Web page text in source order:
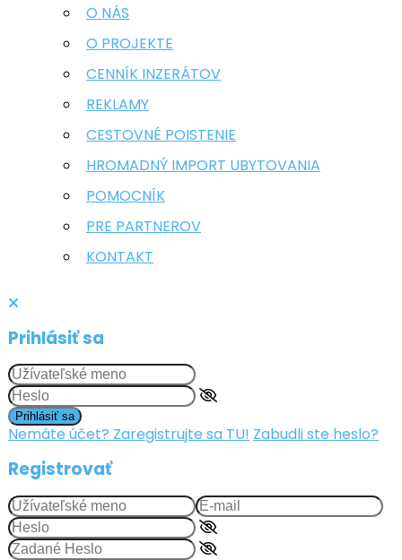
O NÁS
O PROJEKTE
CENNÍK INZERÁTOV
REKLAMY
CESTOVNÉ POISTENIE
HROMADNÝ IMPORT UBYTOVANIA
POMOCNÍK
PRE PARTNEROV
KONTAKT
Prihlásiť sa
Prihlásiť sa
Nemáte účet? Zaregistrujte sa TU! Zabudli ste heslo?
Registrovať